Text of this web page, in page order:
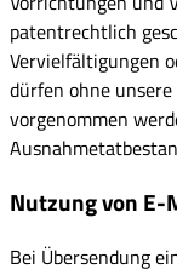
patentrechtlich
Vervielfältigungen
dürfen ohne
vorgenommen
Nutzung von E-
Bei Übersendung